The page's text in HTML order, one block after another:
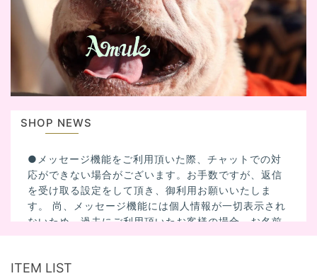
g
a
i
o
n
SHOP NEWS
●メッセージ機能をご利用頂いた際、チャットでの対
応ができない場合がございます。お手数ですが、返信
を受け取る設定をして頂き、御利用お願いいたしま
す。 尚、メッセージ機能には個人情報が一切表示され
ないため、過去にご利用頂いたお客様の場合、お名前
ITEM LIST